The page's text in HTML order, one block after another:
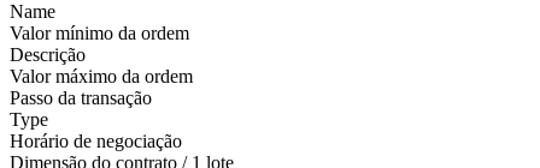
Name
Valor mínimo da ordem
Descrição
Valor máximo da ordem
Passo da transação
Type
Horário de negociação
Dimensão do contrato / 1 lote